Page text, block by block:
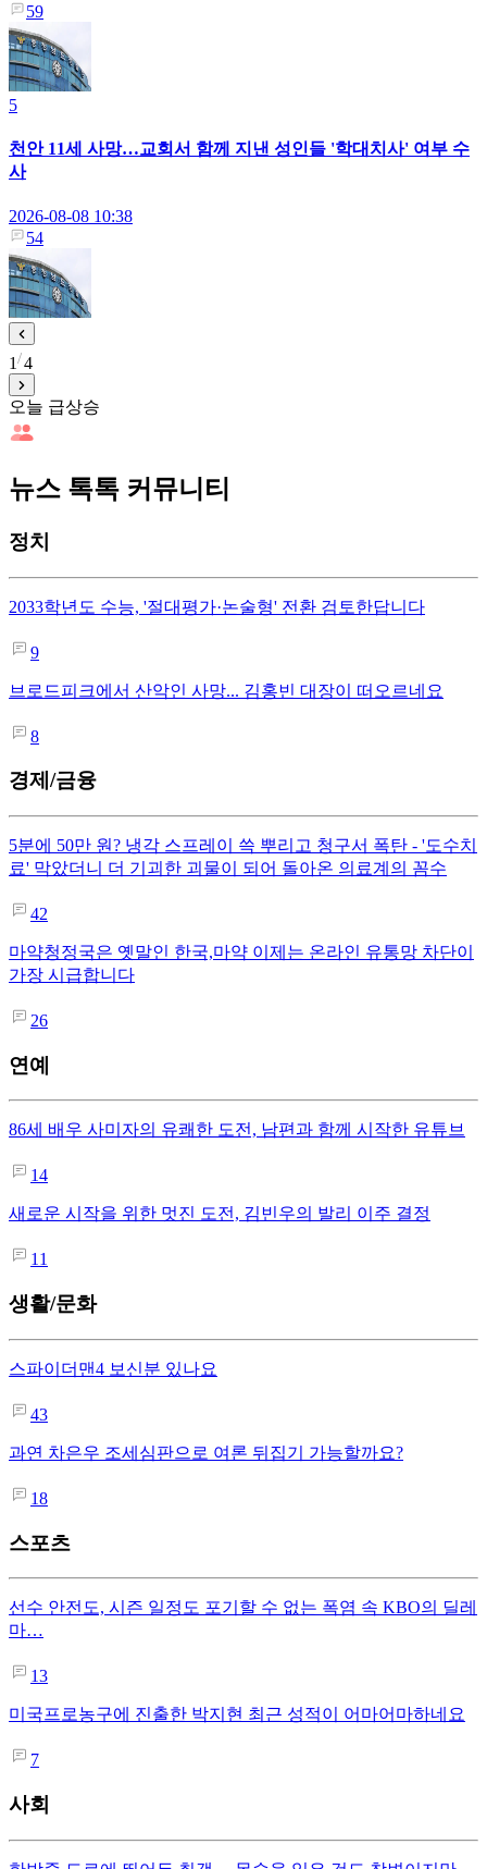
59
5
천안 11세 사망…교회서 함께 지낸 성인들 '학대치사' 여부 수
사
2026-08-08 10:38
54
1 4
오늘 급상승
뉴스 톡톡 커뮤니티
정치
2033학년도 수능, '절대평가·논술형' 전환 검토한답니다
9
브로드피크에서 산악인 사망... 김홍빈 대장이 떠오르네요
8
경제/금융
5분에 50만 원? 냉각 스프레이 쓱 뿌리고 청구서 폭탄 - '도수치
료' 막았더니 더 기괴한 괴물이 되어 돌아온 의료계의 꼼수
42
마약청정국은 옛말인 한국,마약 이제는 온라인 유통망 차단이
가장 시급합니다
26
연예
86세 배우 사미자의 유쾌한 도전, 남편과 함께 시작한 유튜브
14
새로운 시작을 위한 멋진 도전, 김빈우의 발리 이주 결정
11
생활/문화
스파이더맨4 보신분 있나요
43
과연 차은우 조세심판으로 여론 뒤집기 가능할까요?
18
스포츠
선수 안전도, 시즌 일정도 포기할 수 없는 폭염 속 KBO의 딜레
마…
13
미국프로농구에 진출한 박지현 최근 성적이 어마어마하네요
7
사회